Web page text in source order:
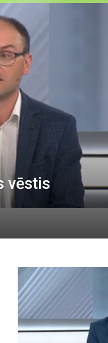
vēstis